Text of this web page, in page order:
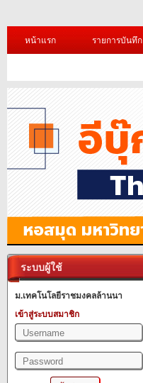
หน้าแรก รายการบันทึก
ระบบผู้ใช้
ม.เทคโนโลยีราชมงคลล้านนา
เข้าสู่ระบบสมาชิก